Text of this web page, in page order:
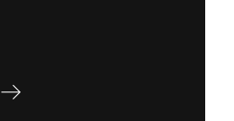
arrow_right_alt